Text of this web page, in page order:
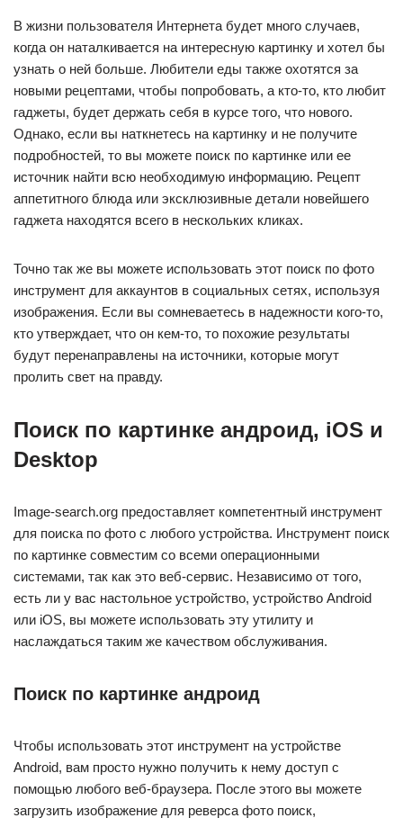
В жизни пользователя Интернета будет много случаев,
когда он наталкивается на интересную картинку и хотел бы
узнать о ней больше. Любители еды также охотятся за
новыми рецептами, чтобы попробовать, а кто-то, кто любит
гаджеты, будет держать себя в курсе того, что нового.
Однако, если вы наткнетесь на картинку и не получите
подробностей, то вы можете поиск по картинке или ее
источник найти всю необходимую информацию. Рецепт
аппетитного блюда или эксклюзивные детали новейшего
гаджета находятся всего в нескольких кликах.
Точно так же вы можете использовать этот поиск по фото
инструмент для аккаунтов в социальных сетях, используя
изображения. Если вы сомневаетесь в надежности кого-то,
кто утверждает, что он кем-то, то похожие результаты
будут перенаправлены на источники, которые могут
пролить свет на правду.
Поиск по картинке андроид, iOS и
Desktop
Image-search.org предоставляет компетентный инструмент
для поиска по фото с любого устройства. Инструмент поиск
по картинке совместим со всеми операционными
системами, так как это веб-сервис. Независимо от того,
есть ли у вас настольное устройство, устройство Android
или iOS, вы можете использовать эту утилиту и
наслаждаться таким же качеством обслуживания.
Поиск по картинке андроид
Чтобы использовать этот инструмент на устройстве
Android, вам просто нужно получить к нему доступ с
помощью любого веб-браузера. После этого вы можете
загрузить изображение для реверса фото поиск,